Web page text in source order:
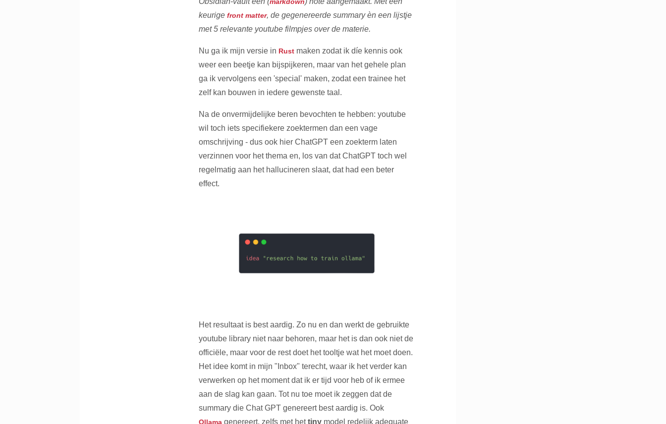
keurige front matter, de gegenereerde summary èn een lijstje
met 5 relevante youtube filmpjes over de materie.
Nu ga ik mijn versie in Rustmaken zodat ik díe kennis ook
weer een beetje kan bijspijkeren, maar van het gehele plan
ga ik vervolgens een 'special' maken, zodat een trainee het
zelf kan bouwen in iedere gewenste taal.
Na de onvermijdelijke beren bevochten te hebben: youtube
wil toch iets specifiekere zoektermen dan een vage
omschrijving - dus ook hier ChatGPT een zoekterm laten
verzinnen voor het thema en, los van dat ChatGPT toch wel
regelmatig aan het hallucineren slaat, dat had een beter
effect.
Het resultaat is best aardig. Zo nu en dan werkt de gebruikte
youtube library niet naar behoren, maar het is dan ook niet de
officiële, maar voor de rest doet het tooltje wat het moet doen.
Het idee komt in mijn "Inbox" terecht, waar ik het verder kan
verwerken op het moment dat ik er tijd voor heb of ik ermee
aan de slag kan gaan. Tot nu toe moet ik zeggen dat de
summary die Chat GPT genereert best aardig is. Ook
Ollamagenereert, zelfs met hettinymodel redelijk adequate